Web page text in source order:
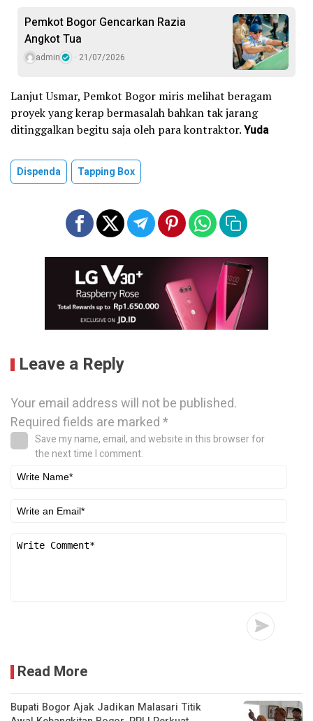
Pemkot Bogor Gencarkan Razia
Angkot Tua
admin 21/07/2026
Lanjut Usmar, Pemkot Bogor miris melihat beragam
proyek yang kerap bermasalah bahkan tak jarang
ditinggalkan begitu saja oleh para kontraktor.Yuda
Dispenda Tapping Box
Leave a Reply
Your email address will not be published.
Required fields are marked*
Save my name, email, and website in this browser for
the next time I comment.
Read More
Bupati Bogor Ajak Jadikan Malasari Titik